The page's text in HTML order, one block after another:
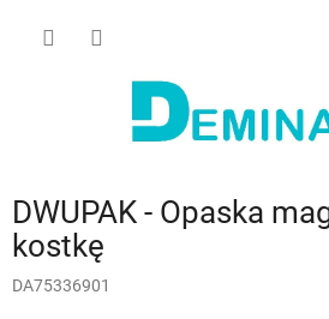
DWUPAK - Opaska
kostkę
DA75336901